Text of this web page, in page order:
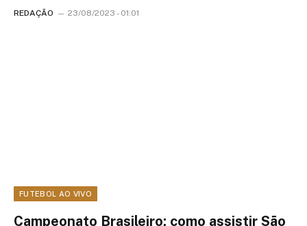
REDAÇÃO 23/08/2023 - 01:01
FUTEBOL AO VIVO
Campeonato Brasileiro: como assistir São